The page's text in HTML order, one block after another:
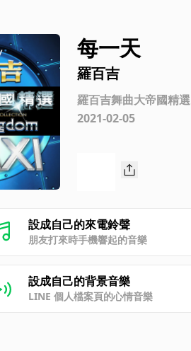
每一天
羅百吉
羅百吉舞曲大帝國精選
2021-02-05
設成自己的來電鈴聲
朋友打來時手機響起的音樂
設成自己的背景音樂
LINE 個人檔案頁的心情音樂